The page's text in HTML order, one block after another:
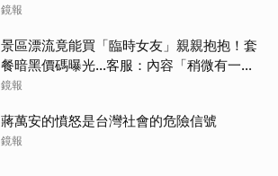
離開嗎？
鏡報
景區漂流竟能買「臨時女友」親親抱抱！套
餐暗黑價碼曝光…客服：內容「稍微有一點
尺度」
鏡報
蔣萬安的憤怒是台灣社會的危險信號
鏡報